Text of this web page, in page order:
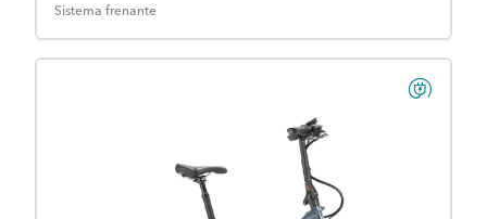
Sistema frenante